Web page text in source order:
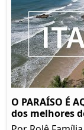
O PARAÍSO É
dos melhores